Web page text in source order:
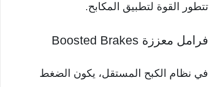
تتطور القوة لتطبيق المكابح.
فرامل معززة Boosted Brakes
في نظام الكبح المستقل، يكون الضغط